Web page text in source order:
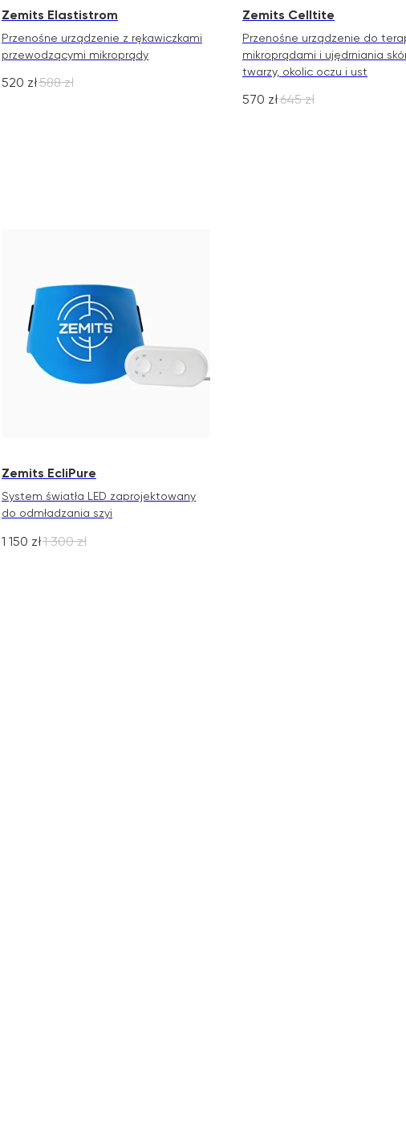
Zemits Elastistrom
Przenośne urządzenie z rękawiczkami
przewodzącymi mikroprądy
520 zł588 zł
Zemits Celltite
Przenośne urządzenie do
mikroprądami i ujędrniania
twarzy, okolic oczu i ust
570 zł645 zł
Zemits EcliPure
System światła LED zaprojektowany
do odmładzania szyi
1 150 zł1 300 zł